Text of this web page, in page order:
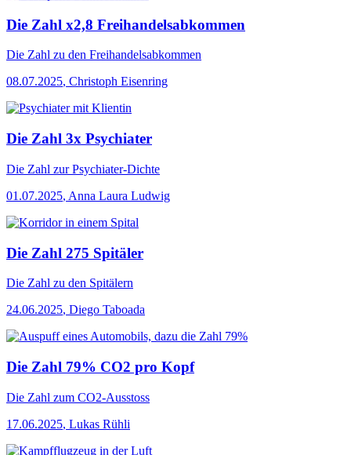
Die Zahl x2,8 Freihandelsabkommen
Die Zahl zu den Freihandelsabkommen
08.07.2025, Christoph Eisenring
Die Zahl 3x Psychiater
Die Zahl zur Psychiater-Dichte
01.07.2025, Anna Laura Ludwig
Die Zahl 275 Spitäler
Die Zahl zu den Spitälern
24.06.2025, Diego Taboada
Die Zahl 79% CO2 pro Kopf
Die Zahl zum CO2-Ausstoss
17.06.2025, Lukas Rühli